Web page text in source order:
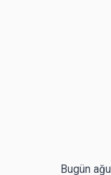
Bugün